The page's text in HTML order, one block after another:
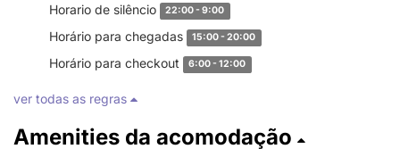
Horario de silêncio 22:00 - 9:00
Horário para chegadas 15:00 - 20:00
Horário para checkout 6:00 - 12:00
ver todas as regras
Amenities da acomodação